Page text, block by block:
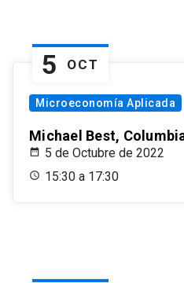
5 OCT
Microeconomía Aplicada
Michael Best,
5 de Octubre de 2022
15:30 a 17:30